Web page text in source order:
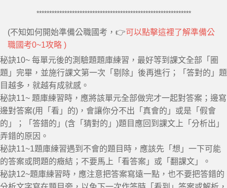
5.2非正規備考計畫
5.3重整備考計畫
5.4其他
6.其他綜合
6.1英文
6.2共同科
6.4有用資源
6.5課後心得
FB社團
問題與建議
七張禮拜堂讀書會
*************************************************************
(不知如何開始準備公職國考，👉可以點擊這裡了解準備公
職國考0~1攻略 )
秘訣10~ 每單元後的測驗題題庫練習，最好等到課文全部「圈
題」完畢，並施行課文第一次「剔除」後再進行；「答對的」題
目越多，就越有成就感。
秘訣11~ 題庫練習時，應將該單元全部做完才一起對答案；邊寫
邊對答案(用「看」的)，會讓你分不出「真會的」或是「假會
的」；「答錯的」(含「猜對的」)題目應回到課文上「分析出」
弄錯的原因。
秘訣11~1題庫練習遇到不會的題目時，應該先「想」一下可能
的答案或問題的癥結；不要馬上「看答案」或「翻課文」。
秘訣12~題庫練習時，應注意把答案寫遠一點，也不要把答錯的